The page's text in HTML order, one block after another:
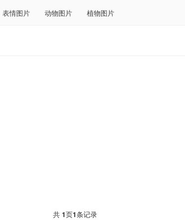
表情图片 动物图片 植物图片
共 1页1条记录